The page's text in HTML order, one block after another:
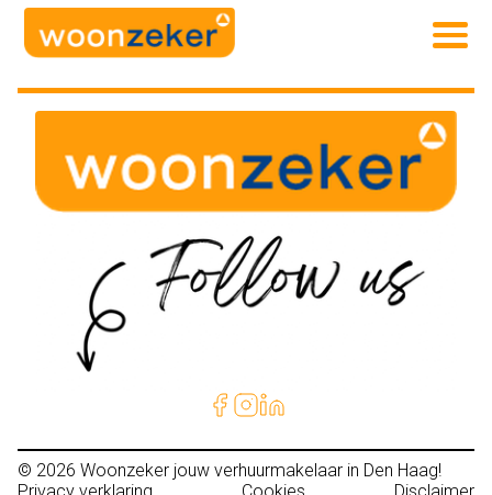
© 2026 Woonzeker jouw verhuurmakelaar in Den Haag!
Privacy verklaring
Cookies Disclaimer